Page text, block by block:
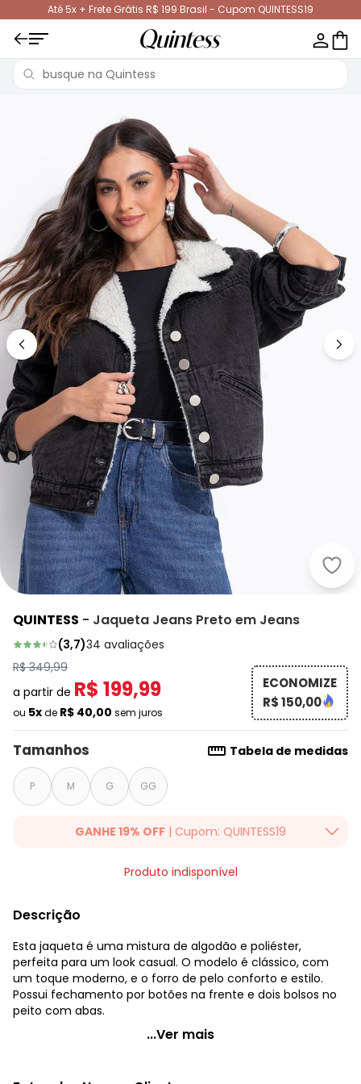
Até 5x + Frete Grátis R$ 199 Brasil - Cupom QUINTESS19
QUINTESS - Jaqueta Jeans Preto em Jeans
(3,7)34 avaliações
R$ 349,99
a partir de R$ 199,99
ou 5xde R$ 40,00 sem juros
ECONOMIZE
R$ 150,00
Tamanhos Tabela de medidas
P M G GG
GANHE 19% OFF | Cupom: QUINTESS19
QUINTESS19. Válido para toda loja Quintess, até 07/08/2026.
Produto indisponível
Descrição
Esta jaqueta é uma mistura de algodão e poliéster,
perfeita para um look casual. O modelo é clássico, com
um toque moderno, e o forro de pelo conforto e estilo.
Possui fechamento por botões na frente e dois bolsos no
peito com abas.
Quintess - Jaqueta Jeans Preto em Jeans
Modelagem: Solta
...Ver mais